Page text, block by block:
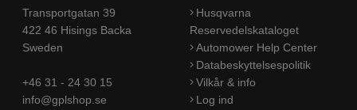
Transportgatan 39
422 46 Hisings Backa
Sweden
+46 31 - 24 30 15
info@gplshop.se
Husqvarna
Reservedelskataloget
Automower Help Center
Databeskyttelsespolitik
Vilkår & info
Log ind